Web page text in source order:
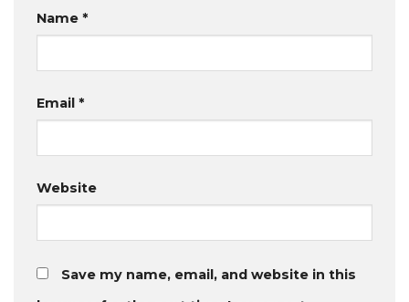
Name *
Email *
Website
Save my name, email, and website in this